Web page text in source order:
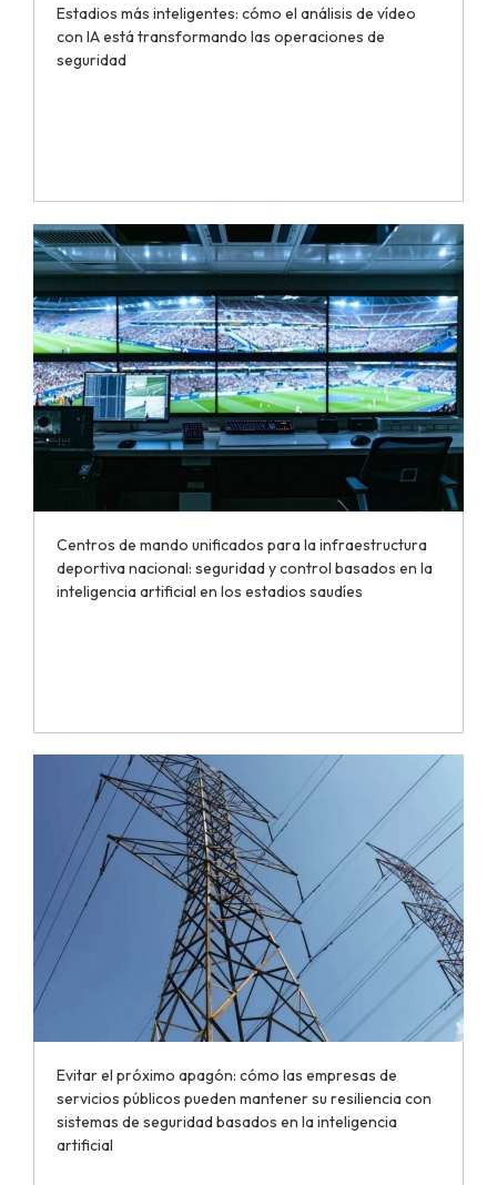
Estadios más inteligentes: cómo el análisis de vídeo
con IA está transformando las operaciones de
seguridad
Centros de mando unificados para la infraestructura
deportiva nacional: seguridad y control basados en la
inteligencia artificial en los estadios saudíes
Evitar el próximo apagón: cómo las empresas de
servicios públicos pueden mantener su resiliencia con
sistemas de seguridad basados en la inteligencia
artificial